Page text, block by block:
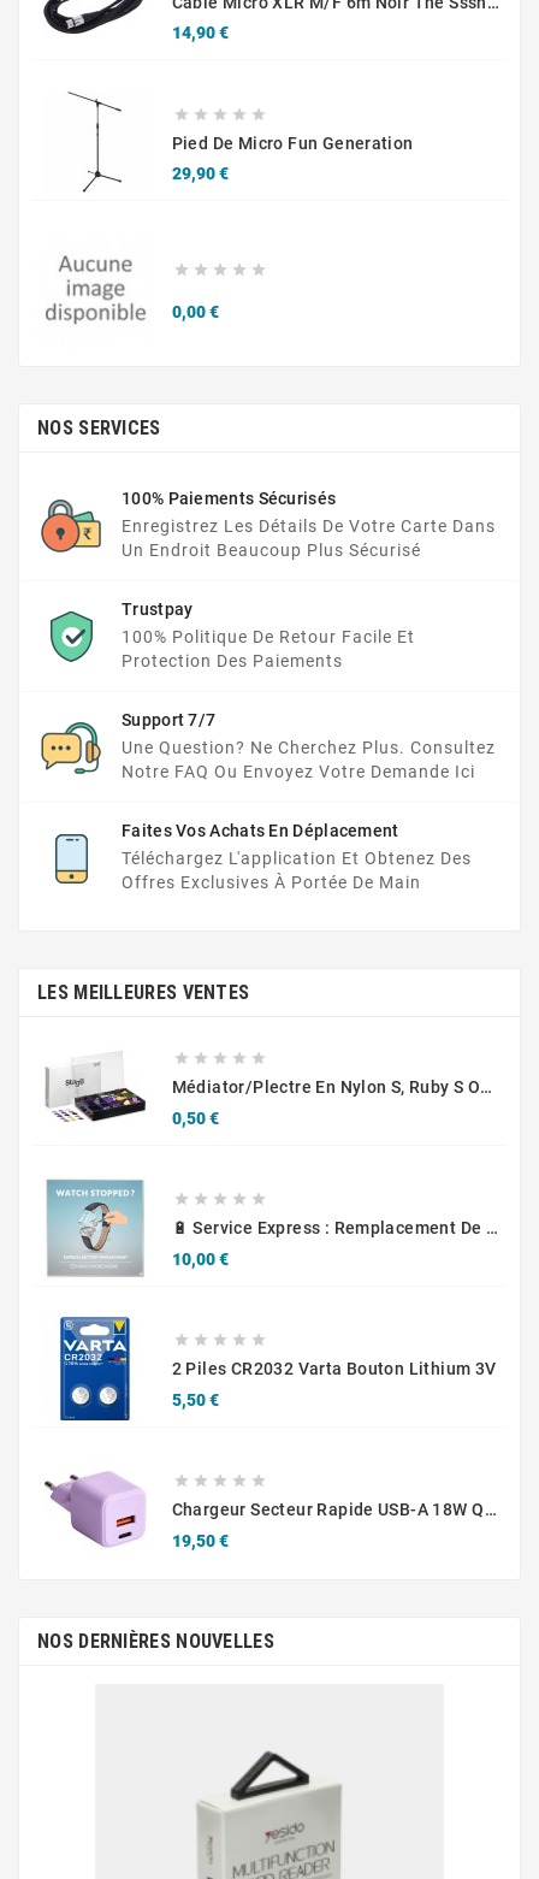
14,90 €Prix
    
Pied De Micro Fun Generation
29,90 €Prix
    
0,00 €Prix
NOS SERVICES
100% Paiements Sécurisés
Enregistrez Les Détails De Votre Carte Dans
Un Endroit Beaucoup Plus Sécurisé
Trustpay
100% Politique De Retour Facile Et
Protection Des Paiements
Support 7/7
Une Question? Ne Cherchez Plus. Consultez
Notre FAQ Ou Envoyez Votre Demande Ici
Faites Vos Achats En Déplacement
Téléchargez L'application Et Obtenez Des
Offres Exclusives À Portée De Main
LES MEILLEURES VENTES
    
Médiator/plectre En Nylon S, Ruby S Ou Touch L - STAGG PBOX10
0,50 €Prix
    
🔋 Service Express : Remplacement De Piles D'Horlogerie
10,00 €Prix
    
2 Piles CR2032 Varta Bouton Lithium 3V
5,50 €Prix
    
Chargeur Secteur Rapide USB-A 18W QC / USB-C 30W PD Compact GaN
19,50 €Prix
NOS DERNIÈRES NOUVELLES